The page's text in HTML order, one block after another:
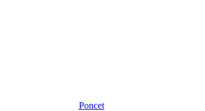
Poncet